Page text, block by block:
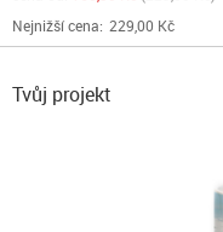
Nejnižší cena: 229,00 Kč
Tvůj projekt